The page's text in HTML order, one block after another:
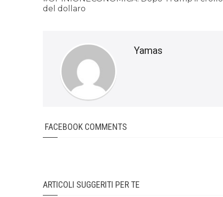
del dollaro
Yamas
FACEBOOK COMMENTS
ARTICOLI SUGGERITI PER TE